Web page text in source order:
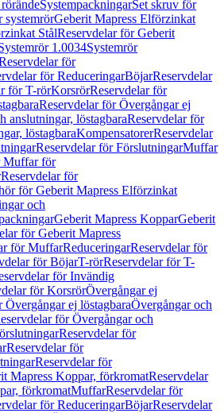
SystempackningarSet skruv för
systemrörGeberit Mapress Elförzinkat
StålReservdelar för Geberit
1.0034Systemrör
för
för ReduceringarBöjarReservdelar
för T-rörKorsrörReservdelar för
Reservdelar för Övergångar ej
anslutningar, löstagbaraReservdelar för
löstagbaraKompensatorerReservdelar
Reservdelar för FörslutningarMuffar
Muffar för
Reservdelar för
för Geberit Mapress Elförzinkat
och
Geberit Mapress KopparGeberit
för Geberit Mapress
för MuffarReduceringarReservdelar för
för BöjarT-rörReservdelar för T-
för Invändig
för KorsrörÖvergångar ej
Övergångar ej löstagbaraÖvergångar och
för Övergångar och
Reservdelar för
Reservdelar för
Reservdelar för
Mapress Koppar, förkromatReservdelar
förkromatMuffarReservdelar för
för ReduceringarBöjarReservdelar